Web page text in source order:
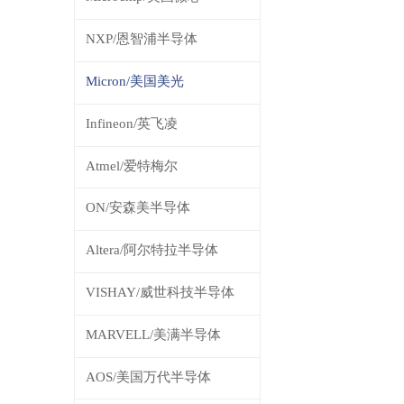
NXP/恩智浦半导体
Micron/美国美光
Infineon/英飞凌
Atmel/爱特梅尔
ON/安森美半导体
Altera/阿尔特拉半导体
VISHAY/威世科技半导体
MARVELL/美满半导体
AOS/美国万代半导体